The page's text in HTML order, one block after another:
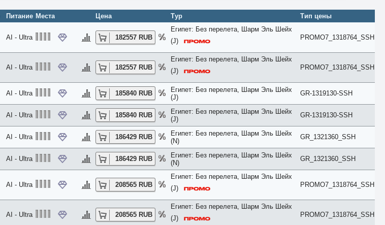
Air Conditioner
Anex
Bay View
Beach
Budget
Bungalow
Chalet
City View
Classic
Club
Connection
Cottage
Courtyard
Creek View
Different
Duplex
Питание Места Цена Тур Тип цены
AI - Ultra 182557 RUB
Египет: Без перелета, Шарм Эль Шейх
(J)
PROMO7_1318764_SSH
AI - Ultra 182557 RUB
Египет: Без перелета, Шарм Эль Шейх
(J)
PROMO7_1318764_SSH
AI - Ultra 185840 RUB
Египет: Без перелета, Шарм Эль Шейх
(J)
GR-1319130-SSH
AI - Ultra 185840 RUB
Египет: Без перелета, Шарм Эль Шейх
(J)
GR-1319130-SSH
AI - Ultra 186429 RUB
Египет: Без перелета, Шарм Эль Шейх
(N)
GR_1321360_SSH
AI - Ultra 186429 RUB
Египет: Без перелета, Шарм Эль Шейх
(N)
GR_1321360_SSH
AI - Ultra 208565 RUB
Египет: Без перелета, Шарм Эль Шейх
(J)
PROMO7_1318764_SSH
AI - Ultra 208565 RUB
Египет: Без перелета, Шарм Эль Шейх
(J)
PROMO7_1318764_SSH